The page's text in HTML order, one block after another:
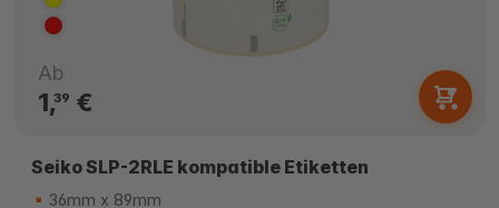
Ab
1,39 €
Seiko SLP-2RLE kompatible Etiketten
36mm x 89mm